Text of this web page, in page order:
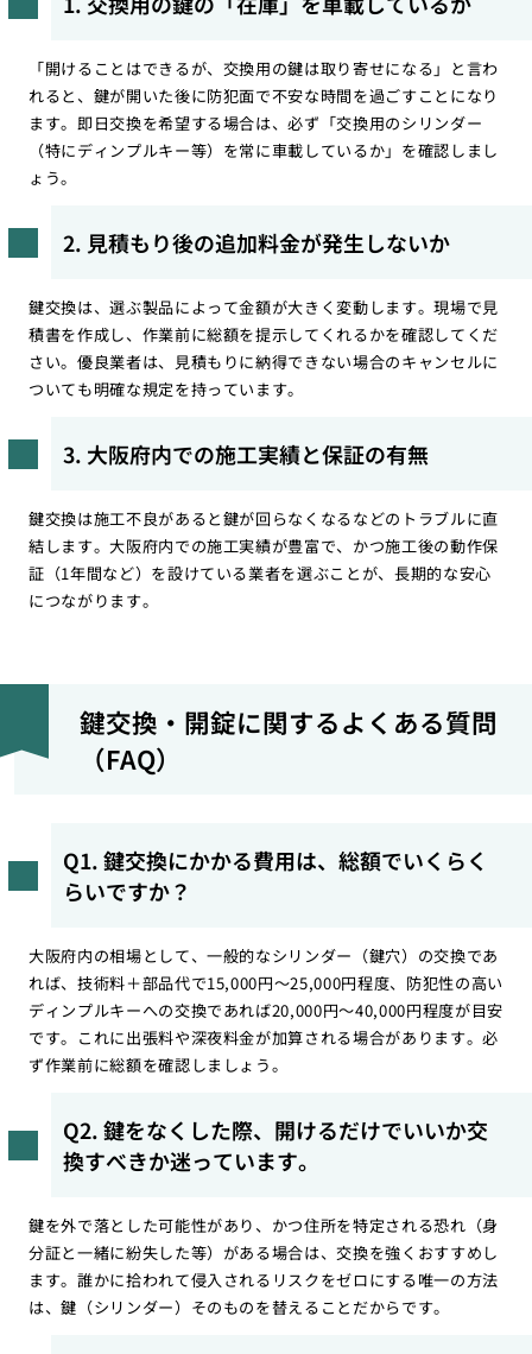
「開けることはできるが、交換用の鍵は取り寄せになる」と言わ
れると、鍵が開いた後に防犯面で不安な時間を過ごすことになり
ます。即日交換を希望する場合は、必ず「交換用のシリンダー
（特にディンプルキー等）を常に車載しているか」を確認しまし
ょう。
2. 見積もり後の追加料金が発生しないか
鍵交換は、選ぶ製品によって金額が大きく変動します。現場で見
積書を作成し、作業前に総額を提示してくれるかを確認してくだ
さい。優良業者は、見積もりに納得できない場合のキャンセルに
ついても明確な規定を持っています。
3. 大阪府内での施工実績と保証の有無
鍵交換は施工不良があると鍵が回らなくなるなどのトラブルに直
結します。大阪府内での施工実績が豊富で、かつ施工後の動作保
証（1年間など）を設けている業者を選ぶことが、長期的な安心
につながります。
鍵交換・開錠に関するよくある質問
（FAQ）
Q1. 鍵交換にかかる費用は、総額でいくらく
らいですか？
大阪府内の相場として、一般的なシリンダー（鍵穴）の交換であ
れば、技術料＋部品代で15,000円〜25,000円程度、防犯性の高い
ディンプルキーへの交換であれば20,000円〜40,000円程度が目安
です。これに出張料や深夜料金が加算される場合があります。必
ず作業前に総額を確認しましょう。
Q2. 鍵をなくした際、開けるだけでいいか交
換すべきか迷っています。
鍵を外で落とした可能性があり、かつ住所を特定される恐れ（身
分証と一緒に紛失した等）がある場合は、交換を強くおすすめし
ます。誰かに拾われて侵入されるリスクをゼロにする唯一の方法
は、鍵（シリンダー）そのものを替えることだからです。